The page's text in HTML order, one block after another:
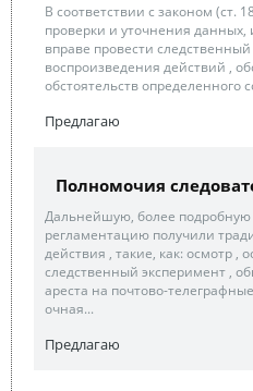
В соответствии с законом (ст.
проверки и уточнения
вправе провести
воспроизведения действий ,
обстоятельств определенного
Предлагаю
Полномочия
Дальнейшую, более
регламентацию получили
действия , такие, как: осмотр ,
следственный эксперимент ,
ареста на почтово-
очная...
Предлагаю